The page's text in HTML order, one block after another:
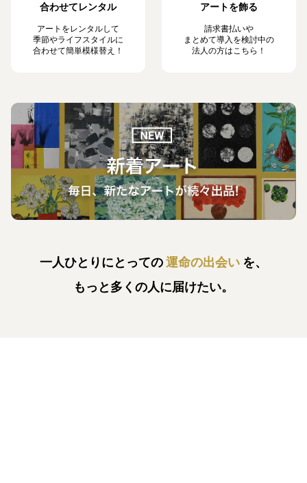
合わせてレンタル
アートをレンタルして
季節やライフスタイルに
合わせて簡単模様替え！
アートを飾る
請求書払いや
まとめて導入を検討中の
法人の方はこちら！
一人ひとりにとっての運命の出会い を、
もっと多くの人に届けたい。